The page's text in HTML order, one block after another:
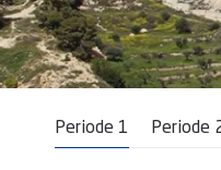
Periode 1 Periode